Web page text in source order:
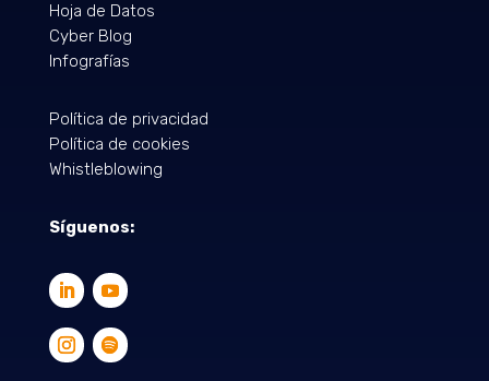
Hoja de Datos
Cyber Blog
Infografías
Política de privacidad
Política de cookies
Whistleblowing
Síguenos: